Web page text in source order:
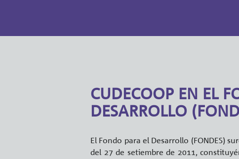
CUDECOOP EN EL
DESARROLLO
El Fondo para el Desa­rro­llo (FON­DES)
del 27 de se­tiem­bre de 2011,